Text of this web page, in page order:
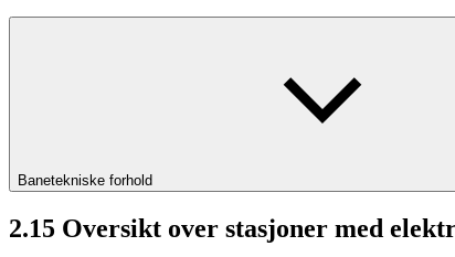
Banetekniske forhold
2.15 Oversikt over stasjoner med